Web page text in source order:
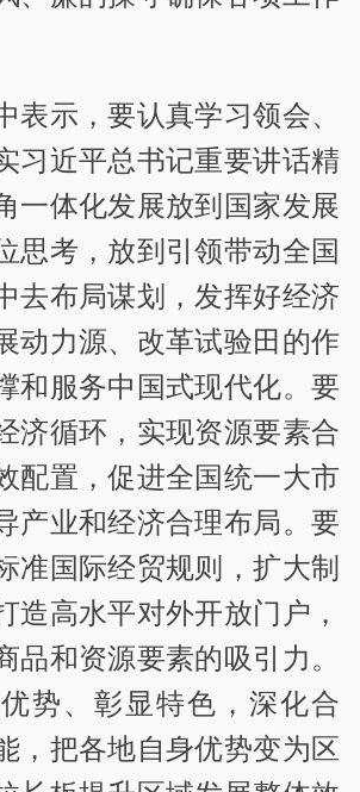
表示，要认真学习领会、
习近平总书记重要讲话精
一体化发展放到国家发展
思考，放到引领带动全国
去布局谋划，发挥好经济
动力源、改革试验田的作
和服务中国式现代化。要
济循环，实现资源要素合
配置，促进全国统一大市
产业和经济合理布局。要
准国际经贸规则，扩大制
造高水平对外开放门户，
品和资源要素的吸引力。
势、彰显特色，深化合
，把各地自身优势变为区